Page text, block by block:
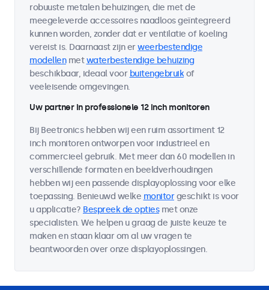
robuuste metalen behuizingen, die met de
meegeleverde accessoires naadloos geïntegreerd
kunnen worden, zonder dat er ventilatie of koeling
vereist is. Daarnaast zijn erweerbestendige
modellenmetwaterbestendige behuizing
beschikbaar, ideaal voor buitengebruikof
veeleisende omgevingen.
Uw partner in professionele 12 inch monitoren
Bij Beetronics hebben wij een ruim assortiment 12
inch monitoren ontworpen voor industrieel en
commercieel gebruik. Met meer dan 60 modellen in
verschillende formaten en beeldverhoudingen
hebben wij een passende displayoplossing voor elke
toepassing. Benieuwd welke monitorgeschikt is voor
u applicatie? Bespreek de optiesmet onze
specialisten. We helpen u graag de juiste keuze te
maken en staan klaar om al uw vragen te
beantwoorden over onze displayoplossingen.